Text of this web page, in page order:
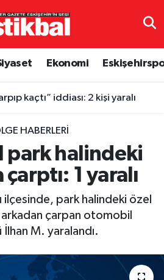
Ekonomi
kaçtı” iddiası: 2 kişi yaralı
HABERLERI
park halindeki
1 yaralı
ilçesinde, park halindeki özel
çarpan otomobil
İlhan M. yaralandı.
Eczaneler
Puan Durumu ve Fikstür